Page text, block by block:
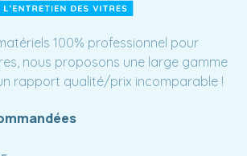
100% professionnel pour
nous proposons une large gamme
rapport qualité/prix incomparable !